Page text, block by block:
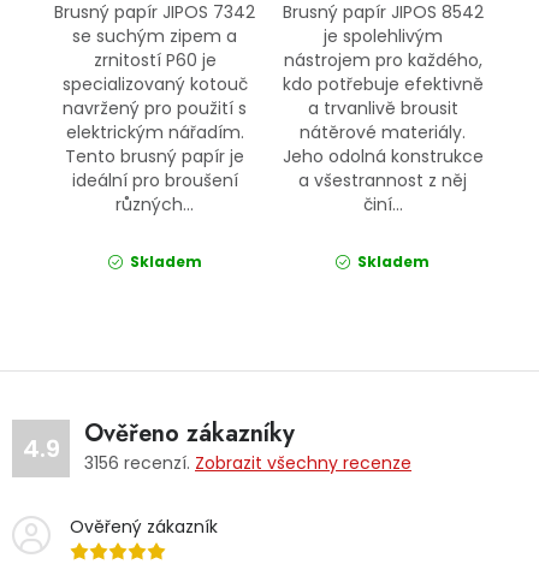
Brusný papír JIPOS 7342
se suchým zipem a
zrnitostí P60 je
specializovaný kotouč
navržený pro použití s
elektrickým nářadím.
Tento brusný papír je
ideální pro broušení
různých...
Skladem
Brusný papír JIPOS 8542
je spolehlivým
nástrojem pro každého,
kdo potřebuje efektivně
a trvanlivě brousit
nátěrové materiály.
Jeho odolná konstrukce
a všestrannost z něj
činí...
Skladem
4.9 Ověřeno zákazníky
3156 recenzí. Zobrazit všechny recenze
Ověřený zákazník